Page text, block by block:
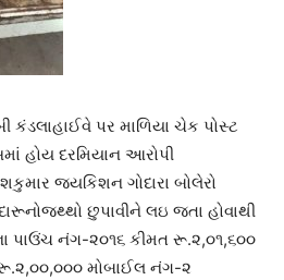
કંડલાહાઈવે પર માળિયા ચેક પોસ્ટ
હોય દરમિયાન આરોપી
જયકિશન ગોદારા બોલેરો
છુપાવીને લઇ જતા હોવાથી
પાઉંચ નંગ-૨૦૧૬ કીમત રૂ.૨,૦૧,૬૦૦
મોબાઈલ નંગ-૨